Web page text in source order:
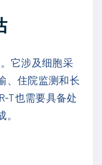
它涉及细胞采
、住院监测和长
T也需要具备处